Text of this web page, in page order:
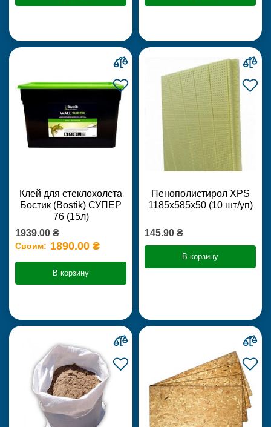
Клей для стеклохолста
Бостик (Bostik) СУПЕР
76 (15л)
1939.00 ₴
Своим: 1890.00 ₴
В корзину
Пенополистирол XPS
1185х585х50 (10 шт/уп)
145.90 ₴
В корзину